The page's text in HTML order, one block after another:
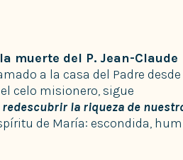
muerte del P. Jean-Claude
a la casa del Padre desde
celo misionero, sigue
redescubrir la riqueza de
de María: escondida,